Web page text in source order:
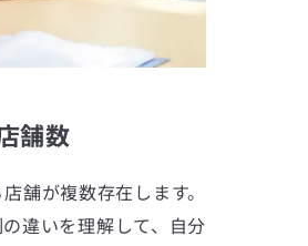
舗数
舗が複数存在します。
違いを理解して、自分